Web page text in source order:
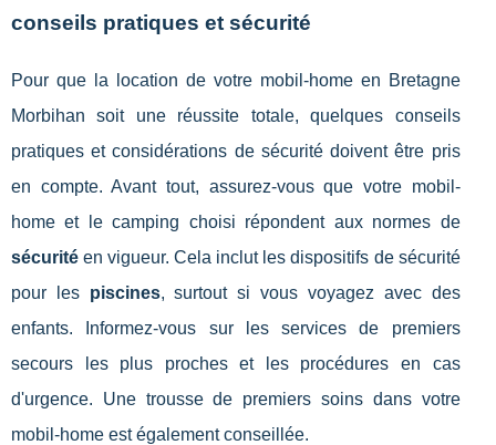
conseils pratiques et sécurité
Pour que la location de votre mobil-home en Bretagne
Morbihan soit une réussite totale, quelques conseils
pratiques et considérations de sécurité doivent être pris
en compte. Avant tout, assurez-vous que votre mobil-
home et le camping choisi répondent aux normes de
sécurité en vigueur. Cela inclut les dispositifs de sécurité
pour les piscines, surtout si vous voyagez avec des
enfants. Informez-vous sur les services de premiers
secours les plus proches et les procédures en cas
d'urgence. Une trousse de premiers soins dans votre
mobil-home est également conseillée.